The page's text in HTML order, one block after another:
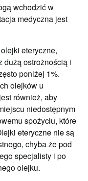
wchodzić w
medyczna jest
eteryczne,
dużą ostrożnością i
poniżej 1%.
olejków u
również, aby
niedostępnym
spożyciu, które
eteryczne nie są
chyba że pod
specjalisty i po
olejku.